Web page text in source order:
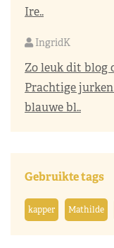
Ire..
IngridK
Zo leuk dit blog
Prachtige
blauwe bl..
Gebruikte tags
kapper Mathilde